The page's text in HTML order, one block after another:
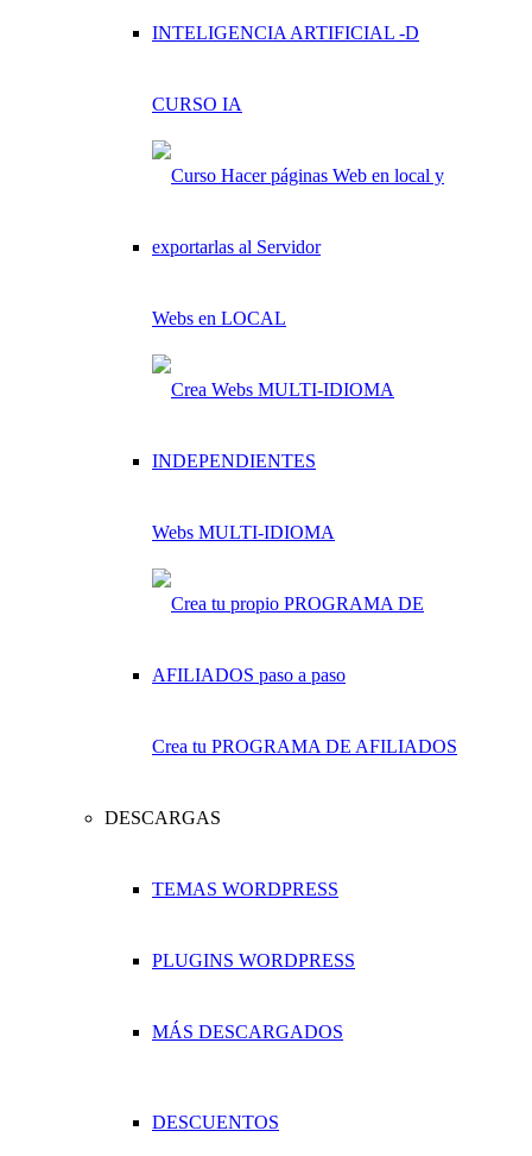
CURSO IA
Webs en LOCAL
Webs MULTI-IDIOMA
Crea tu PROGRAMA DE AFILIADOS
DESCARGAS
TEMAS WORDPRESS
PLUGINS WORDPRESS
MÁS DESCARGADOS
DESCUENTOS